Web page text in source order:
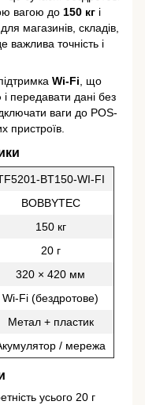
вагою до 150 кг і
для магазинів, складів,
важлива точність і
Wi-Fi , що
і передавати дані без
ваги до POS-
пристроїв.
BT150-WI-FI
BOBBYTEC
150 кг
20 г
320 × 420 мм
Wi-Fi (бездротове)
Метал + пластик
/ мережа
усього 20 г